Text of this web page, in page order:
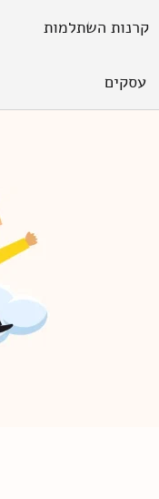
קרנות השתלמות
עסקים